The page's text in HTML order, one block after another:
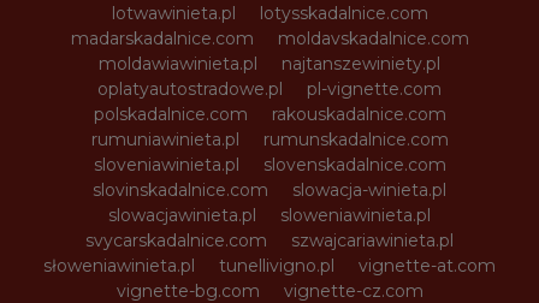
lotwawinieta.pl
lotysskadalnice.com
madarskadalnice.com
moldavskadalnice.com
moldawiawinieta.pl
najtanszewiniety.pl
oplatyautostradowe.pl
pl-vignette.com
polskadalnice.com
rakouskadalnice.com
rumuniawinieta.pl
rumunskadalnice.com
sloveniawinieta.pl
slovenskadalnice.com
slovinskadalnice.com
slowacja-winieta.pl
slowacjawinieta.pl
sloweniawinieta.pl
svycarskadalnice.com
szwajcariawinieta.pl
słoweniawinieta.pl
tunellivigno.pl
vignette-at.com
vignette-bg.com
vignette-cz.com